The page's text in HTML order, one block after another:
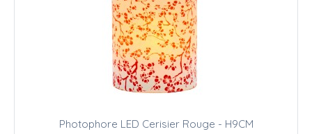
Photophore LED Cerisier Rouge - H9CM